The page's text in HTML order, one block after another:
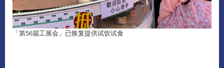
「第56届工展会」已恢复提供试饮试食